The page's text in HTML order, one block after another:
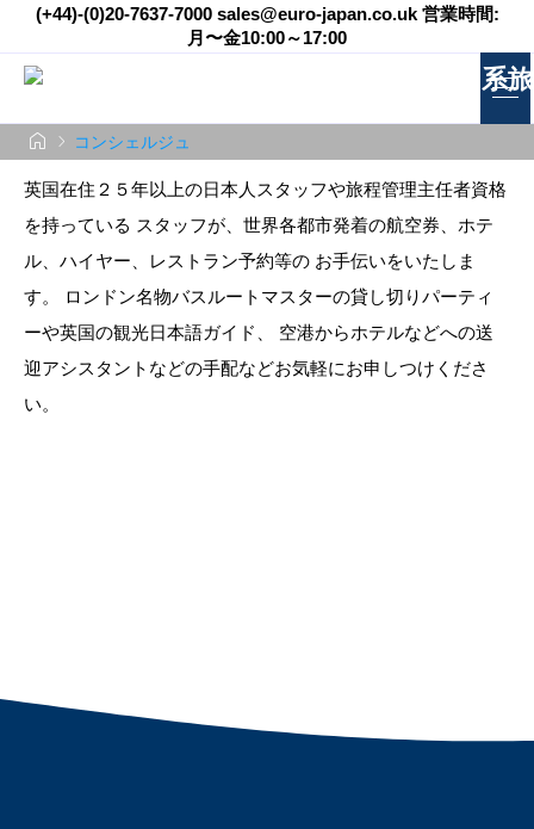
(+44)-(0)20-7637-7000 sales@euro-japan.co.uk 営業時間:
月〜金10:00～17:00
  コンシェルジュ
英国在住２５年以上の日本人スタッフや旅程管理主任者資格
を持っている スタッフが、世界各都市発着の航空券、ホテ
ル、ハイヤー、レストラン予約等の お手伝いをいたしま
す。 ロンドン名物バスルートマスターの貸し切りパーティ
ーや英国の観光日本語ガイド、 空港からホテルなどへの送
迎アシスタントなどの手配などお気軽にお申しつけくださ
い。